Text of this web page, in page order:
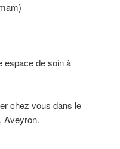
espace de soin à
chez vous dans le
Aveyron.